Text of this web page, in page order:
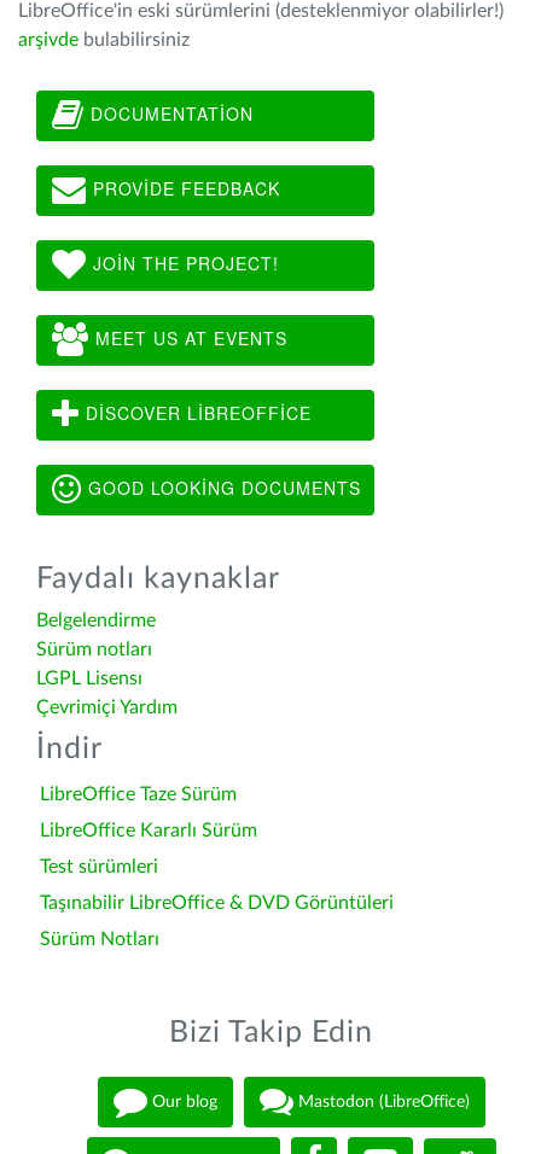
LibreOffice'in eski sürümlerini (desteklenmiyor olabilirler!)
arşivde bulabilirsiniz
DOCUMENTATION
PROVIDE FEEDBACK
JOIN THE PROJECT!
MEET US AT EVENTS
DISCOVER LIBREOFFICE
GOOD LOOKING DOCUMENTS
Faydalı kaynaklar
Belgelendirme
Sürüm notları
LGPL Lisensı
Çevrimiçi Yardım
İndir
LibreOffice Taze Sürüm
LibreOffice Kararlı Sürüm
Test sürümleri
Taşınabilir LibreOffice & DVD Görüntüleri
Sürüm Notları
Bizi Takip Edin
Our blog Mastodon (LibreOffice)